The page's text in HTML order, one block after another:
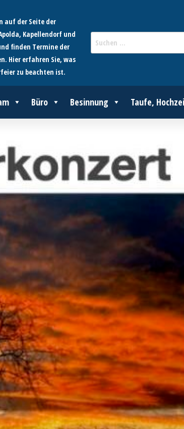
auf der Seite der
Kapellendorf und
finden Termine der
Hier erfahren Sie, was
zu beachten ist.
Büro Besinnung Taufe,